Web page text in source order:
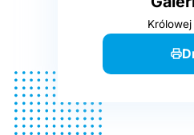
Królowej